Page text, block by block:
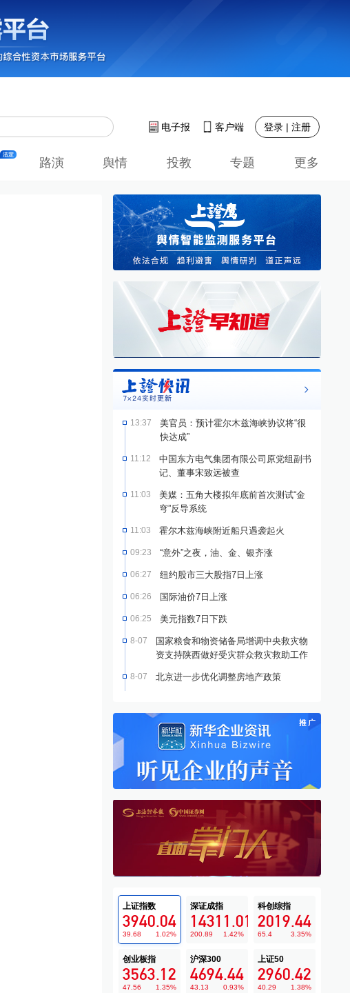
电子报 客户端 登录 | 注册
路演 舆情 投教 专题 更多
13:37
美官员：预计霍尔木兹海峡协议将“很
快达成”
11:12
中国东方电气集团有限公司原党组副书
记、董事宋致远被查
11:03
美媒：五角大楼拟年底前首次测试“金
穹”反导系统
11:03 霍尔木兹海峡附近船只遇袭起火
09:23 “意外”之夜，油、金、银齐涨
06:27 纽约股市三大股指7日上涨
06:26 国际油价7日上涨
06:25 美元指数7日下跌
8-07
国家粮食和物资储备局增调中央救灾物
资支持陕西做好受灾群众救灾救助工作
8-07 北京进一步优化调整房地产政策
上证指数
3940.04
39.68 1.02%
深证成指
14311.01
200.89 1.42%
科创综指
2019.44
65.4 3.35%
创业板指
3563.12
47.56 1.35%
沪深300
4694.44
43.13 0.93%
上证50
2960.42
40.29 1.38%